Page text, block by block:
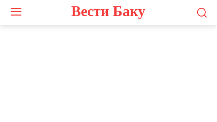
Вести Баку